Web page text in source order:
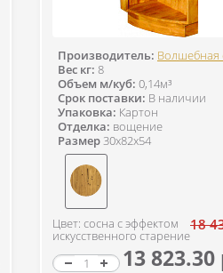
Производитель: Волшебная
Вес кг: 8
Объем м/куб: 0,14м³
Срок поставки: В наличии
Упаковка: Картон
Отделка: вощение
Размер30x82x54
Цвет: сосна с эффектом
искусственного старение
18
13 823.30